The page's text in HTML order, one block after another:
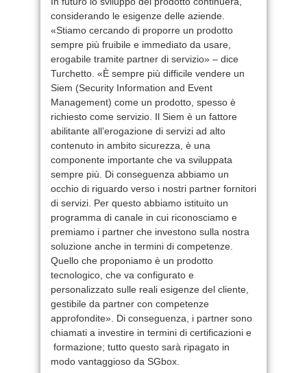
considerando le esigenze delle aziende.
«Stiamo cercando di proporre un prodotto
sempre più fruibile e immediato da usare,
erogabile tramite partner di servizio» – dice
Turchetto. «È sempre più difficile vendere un
Siem (Security Information and Event
Management) come un prodotto, spesso è
richiesto come servizio. Il Siem è un fattore
abilitante all’erogazione di servizi ad alto
contenuto in ambito sicurezza, è una
componente importante che va sviluppata
sempre più. Di conseguenza abbiamo un
occhio di riguardo verso i nostri partner fornitori
di servizi. Per questo abbiamo istituito un
programma di canale in cui riconosciamo e
premiamo i partner che investono sulla nostra
soluzione anche in termini di competenze.
Quello che proponiamo è un prodotto
tecnologico, che va configurato e
personalizzato sulle reali esigenze del cliente,
gestibile da partner con competenze
approfondite». Di conseguenza, i partner sono
chiamati a investire in termini di certificazioni e
formazione; tutto questo sarà ripagato in
modo vantaggioso da SGbox.